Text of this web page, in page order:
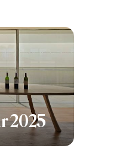
2025